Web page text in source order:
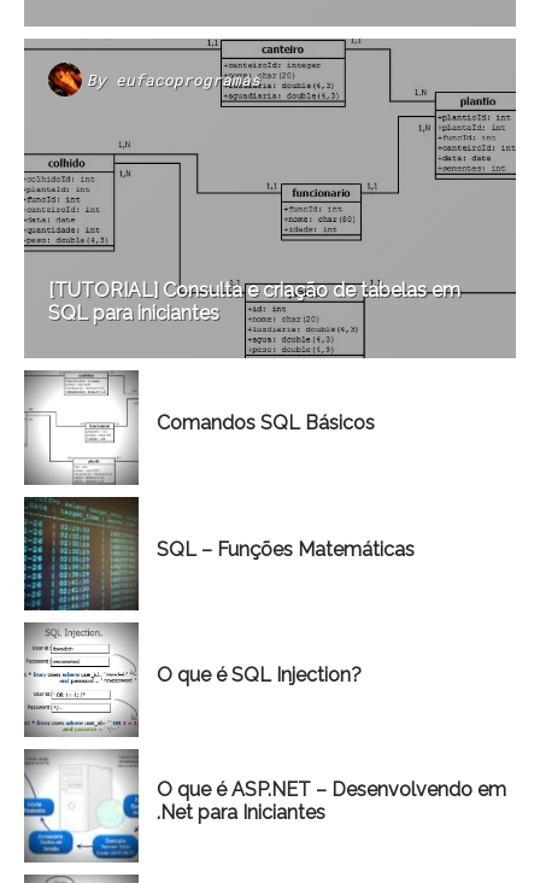
By eufacoprogramas
[TUTORIAL] Consulta e criação de tabelas em
SQL para iniciantes
Comandos SQL Básicos
SQL – Funções Matemáticas
O que é SQL Injection?
O que é ASP.NET – Desenvolvendo em
.Net para Iniciantes